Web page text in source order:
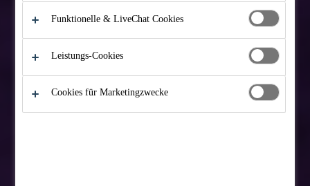
Funktionelle & LiveChat Cookies
Leistungs-Cookies
Cookies für Marketingzwecke